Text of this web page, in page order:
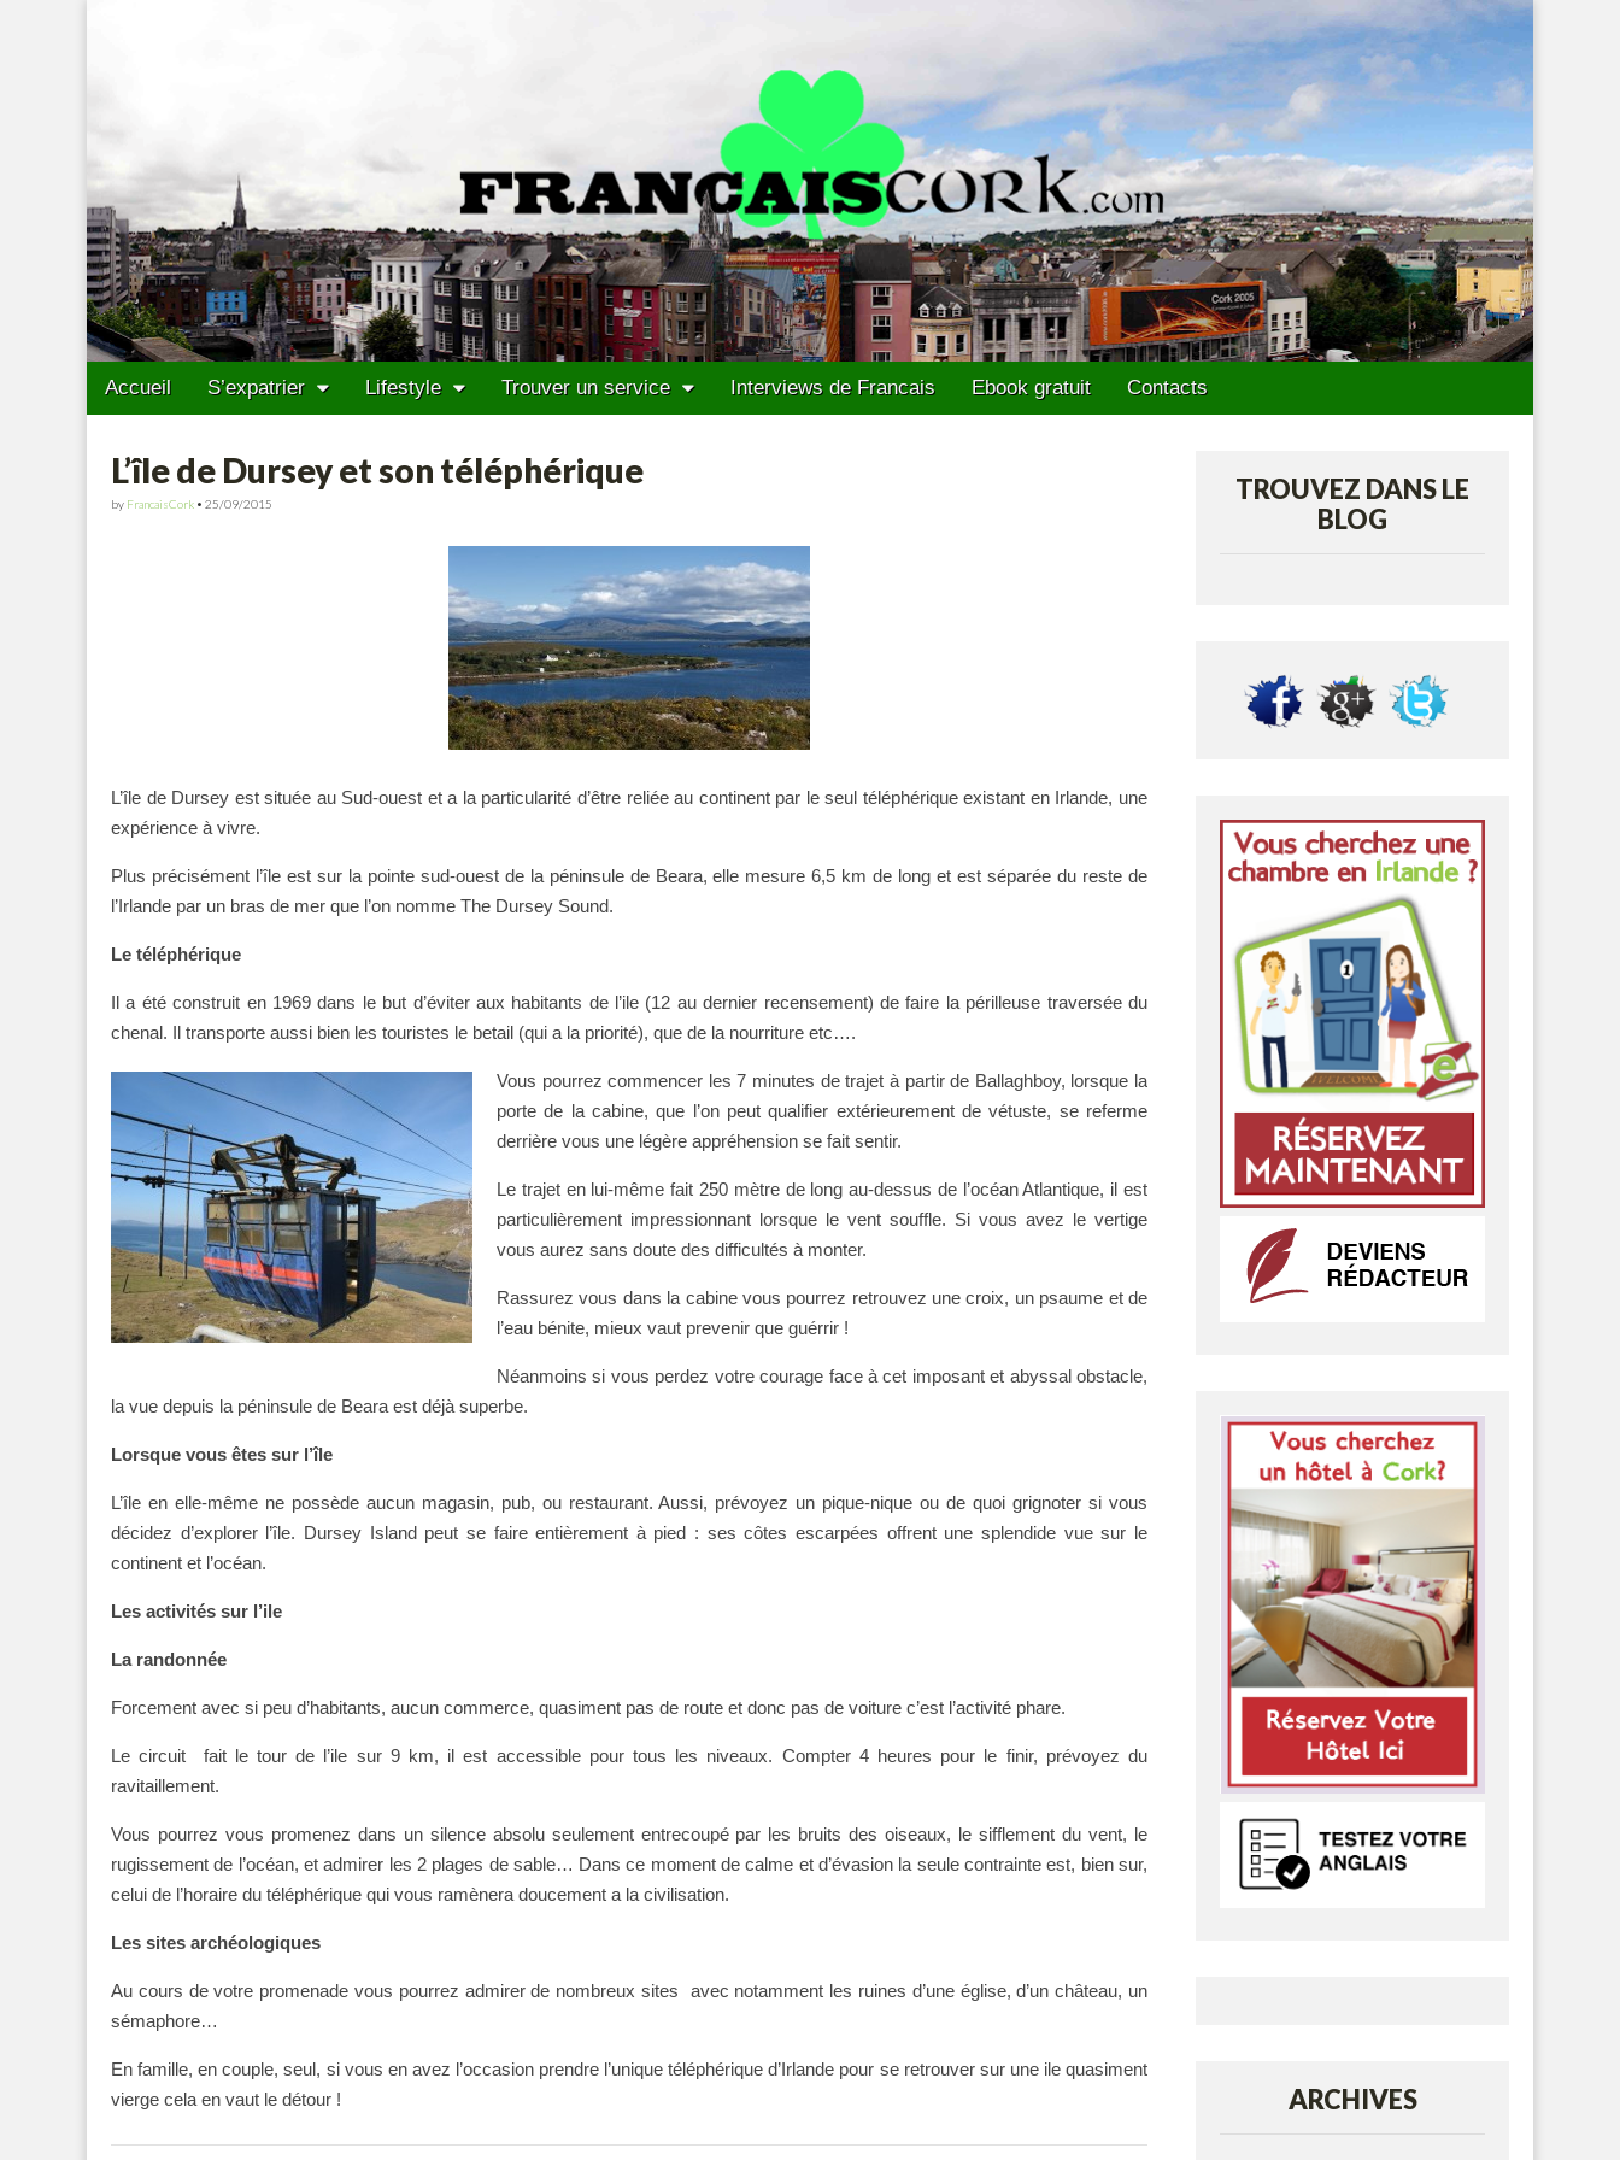
Main menu
Skip to content
Accueil S’expatrier Lifestyle Trouver un service Interviews de Francais Ebook gratuit Contacts
L’île de Dursey et son téléphérique
by FrancaisCork • 25/09/2015
L’île de Dursey est située au Sud-ouest et a la particularité d’être reliée au continent par le seul téléphérique existant en Irlande, une
expérience à vivre.
Plus précisément l’île est sur la pointe sud-ouest de la péninsule de Beara, elle mesure 6,5 km de long et est séparée du reste de
l’Irlande par un bras de mer que l’on nomme The Dursey Sound.
Le téléphérique
Il a été construit en 1969 dans le but d’éviter aux habitants de l’ile (12 au dernier recensement) de faire la périlleuse traversée du
chenal. Il transporte aussi bien les touristes le betail (qui a la priorité), que de la nourriture etc….
Vous pourrez commencer les 7 minutes de trajet à partir de Ballaghboy, lorsque la
porte de la cabine, que l’on peut qualifier extérieurement de vétuste, se referme
derrière vous une légère appréhension se fait sentir.
Le trajet en lui-même fait 250 mètre de long au-dessus de l’océan Atlantique, il est
particulièrement impressionnant lorsque le vent souffle. Si vous avez le vertige
vous aurez sans doute des difficultés à monter.
Rassurez vous dans la cabine vous pourrez retrouvez une croix, un psaume et de
l’eau bénite, mieux vaut prevenir que guérrir !
Néanmoins si vous perdez votre courage face à cet imposant et abyssal obstacle,
la vue depuis la péninsule de Beara est déjà superbe.
Lorsque vous êtes sur l’île
L’île en elle-même ne possède aucun magasin, pub, ou restaurant. Aussi, prévoyez un pique-nique ou de quoi grignoter si vous
décidez d’explorer l’île. Dursey Island peut se faire entièrement à pied : ses côtes escarpées offrent une splendide vue sur le
continent et l’océan.
Les activités sur l’ile
La randonnée
Forcement avec si peu d’habitants, aucun commerce, quasiment pas de route et donc pas de voiture c’est l’activité phare.
Le circuit fait le tour de l’ile sur 9 km, il est accessible pour tous les niveaux. Compter 4 heures pour le finir, prévoyez du
ravitaillement.
Vous pourrez vous promenez dans un silence absolu seulement entrecoupé par les bruits des oiseaux, le sifflement du vent, le
rugissement de l’océan, et admirer les 2 plages de sable… Dans ce moment de calme et d’évasion la seule contrainte est, bien sur,
celui de l’horaire du téléphérique qui vous ramènera doucement a la civilisation.
Les sites archéologiques
Au cours de votre promenade vous pourrez admirer de nombreux sites avec notamment les ruines d’une église, d’un château, un
sémaphore…
En famille, en couple, seul, si vous en avez l’occasion prendre l’unique téléphérique d’Irlande pour se retrouver sur une ile quasiment
vierge cela en vaut le détour !
TROUVEZ DANS LE
BLOG
ARCHIVES